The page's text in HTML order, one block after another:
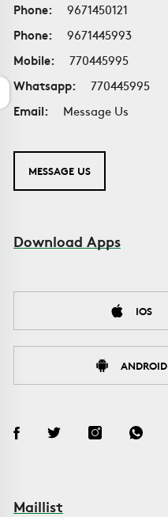
Phone:
9671450121
Phone:
9671445993
Mobile:
770445995
Whatsapp:
770445995
Email:
Message Us
MESSAGE US
Download Apps
IOS
ANDROID
Maillist